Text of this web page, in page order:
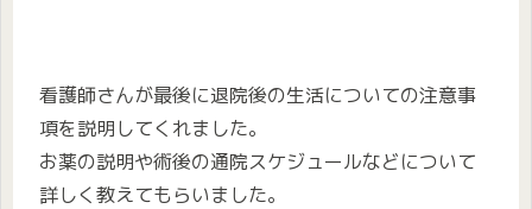
看護師さんが最後に退院後の生活についての注意事
項を説明してくれました。
お薬の説明や術後の通院スケジュールなどについて
詳しく教えてもらいました。